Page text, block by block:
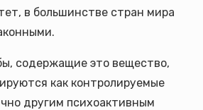
в большинстве стран мира
содержащие это вещество,
как контролируемые
другим психоактивным